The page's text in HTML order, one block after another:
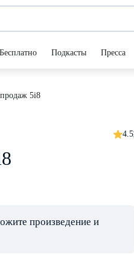
Бесплатно Подкасты Пресса
5i8
4.5
произведение и